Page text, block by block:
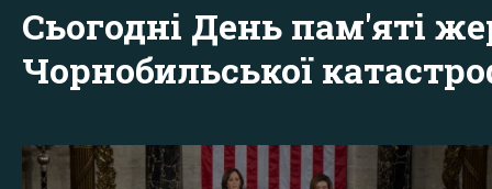
Сьогодні День пам'яті
Чорнобильської